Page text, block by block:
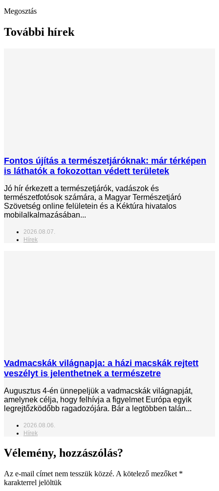
Megosztás
További hírek
Fontos újítás a természetjáróknak: már térképen
is láthatók a fokozottan védett területek
Jó hír érkezett a természetjárók, vadászok és
természetfotósok számára, a Magyar Természetjáró
Szövetség online felületein és a Kéktúra hivatalos
mobilalkalmazásában...
2026.08.07.
Hírek
Vadmacskák világnapja: a házi macskák rejtett
veszélyt is jelenthetnek a természetre
Augusztus 4-én ünnepeljük a vadmacskák világnapját,
amelynek célja, hogy felhívja a figyelmet Európa egyik
legrejtőzködőbb ragadozójára. Bár a legtöbben talán...
2026.08.06.
Hírek
Vélemény, hozzászólás?
Az e-mail címet nem tesszük közzé. A kötelező mezőket *
karakterrel jelöltük